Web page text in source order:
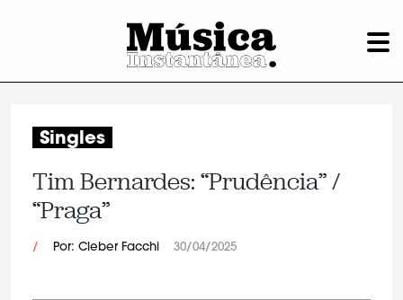
Singles
Tim Bernardes: “Prudência” /
“Praga”
/ Por: Cleber Facchi 30/04/2025